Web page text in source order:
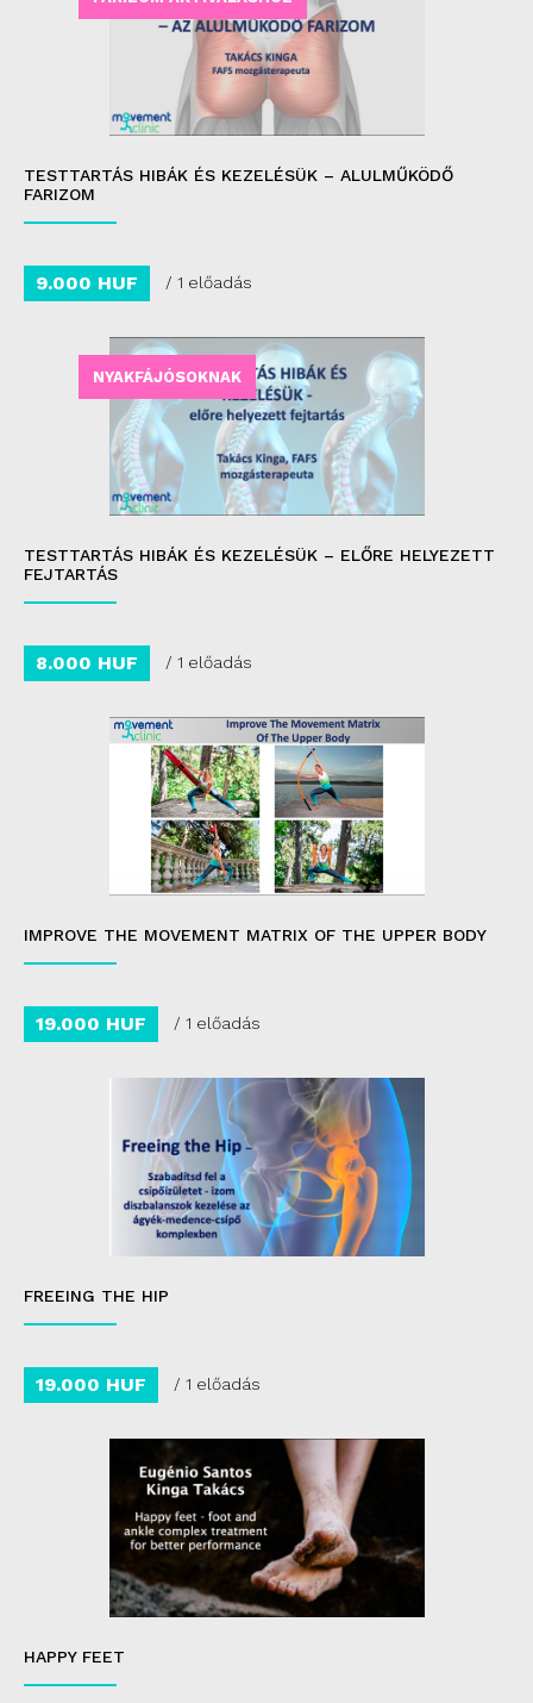
TESTTARTÁS HIBÁK ÉS KEZELÉSÜK – ALULMŰKÖDŐ
FARIZOM
9.000 HUF / 1 előadás
NYAKFÁJÓSOKNAK
TESTTARTÁS HIBÁK ÉS KEZELÉSÜK – ELŐRE HELYEZETT
FEJTARTÁS
8.000 HUF / 1 előadás
IMPROVE THE MOVEMENT MATRIX OF THE UPPER BODY
19.000 HUF / 1 előadás
FREEING THE HIP
19.000 HUF / 1 előadás
HAPPY FEET